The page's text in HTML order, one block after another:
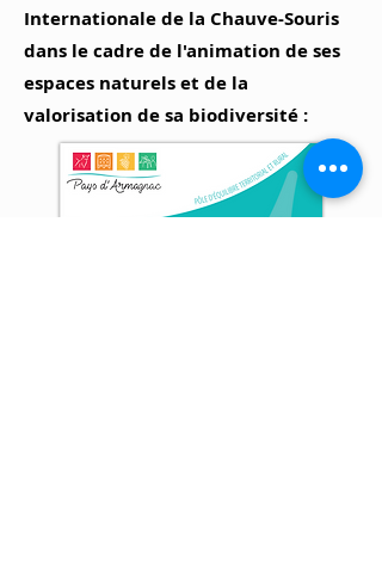
Internationale de la Chauve-Souris
dans le cadre de l'animation de ses
espaces naturels et de la
valorisation de sa biodiversité :